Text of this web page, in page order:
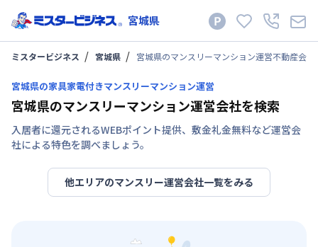
宮城県
ミスタービジネス 宮城県 宮城県のマンスリーマンション運営不動産会社
宮城県の家具家電付きマンスリーマンション運営
宮城県のマンスリーマンション運営会社を検索
入居者に還元されるWEBポイント提供、敷金礼金無料など運営会
社による特色を調べましょう。
他エリアのマンスリー運営会社一覧をみる